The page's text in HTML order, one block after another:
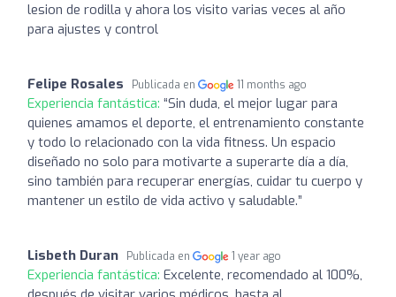
lesion de rodilla y ahora los visito varias veces al año
para ajustes y control
Felipe Rosales Publicada en 11 months ago
Experiencia fantástica: “Sin duda, el mejor lugar para
quienes amamos el deporte, el entrenamiento constante
y todo lo relacionado con la vida fitness. Un espacio
diseñado no solo para motivarte a superarte día a día,
sino también para recuperar energías, cuidar tu cuerpo y
mantener un estilo de vida activo y saludable.”
Lisbeth Duran Publicada en 1 year ago
Experiencia fantástica: Excelente, recomendado al 100%,